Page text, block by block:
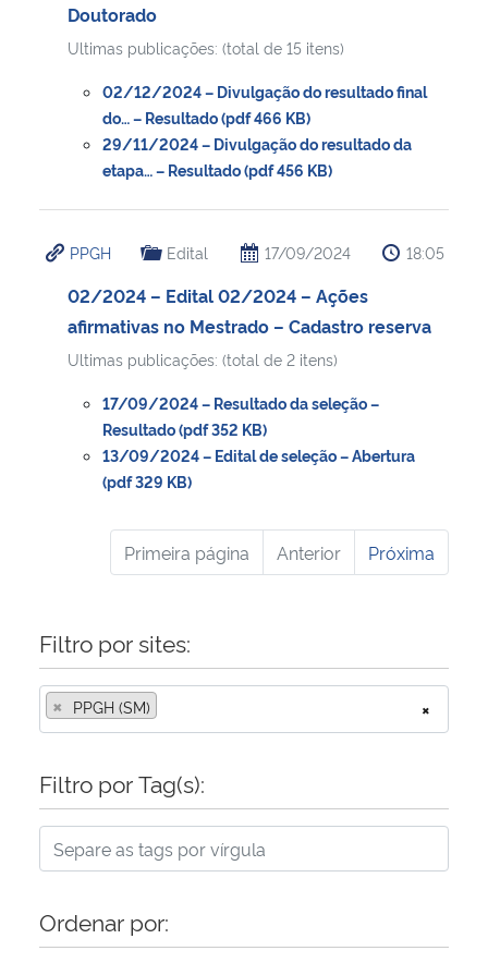
Doutorado
Ultimas publicações: (total de 15 itens)
02/12/2024 – Divulgação do resultado final
do… – Resultado (pdf 466 KB)
29/11/2024 – Divulgação do resultado da
etapa… – Resultado (pdf 456 KB)
PPGH Edital 17/09/2024 18:05
02/2024 – Edital 02/2024 – Ações
afirmativas no Mestrado – Cadastro reserva
Ultimas publicações: (total de 2 itens)
17/09/2024 – Resultado da seleção –
Resultado (pdf 352 KB)
13/09/2024 – Edital de seleção – Abertura
(pdf 329 KB)
Primeira página Anterior Próxima
Filtro por sites:
×
× PPGH (SM)
Filtro por Tag(s):
Ordenar por: